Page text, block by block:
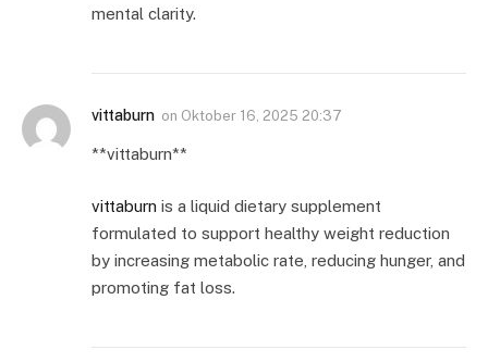
mental clarity.
vittaburn on Oktober 16, 2025 20:37
** vittaburn**
vittaburn is a liquid dietary supplement
formulated to support healthy weight reduction
by increasing metabolic rate, reducing hunger, and
promoting fat loss.